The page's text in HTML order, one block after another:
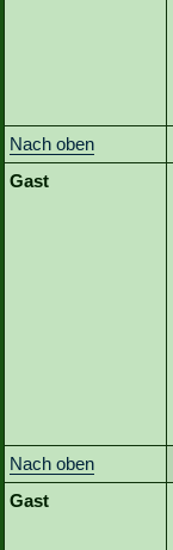
Nach oben
Gast
Nach oben
Gast